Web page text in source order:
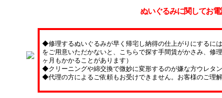
ぬいぐるみに関してお
◆修理するぬいぐるみが早く帰宅し納得の仕上がりにするに
をご用意いただかないと、こちらで探す手間賃がかさみ、修
ヶ月もかかることがあります）
◆クリーニングや綿交換で微妙に変形するのが嫌な方ウレタ
◆代理の方によるご依頼もお受けできません。お客様のご理